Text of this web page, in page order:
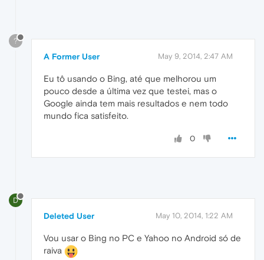
?
A Former User May 9, 2014, 2:47 AM
Eu tô usando o Bing, até que melhorou um
pouco desde a última vez que testei, mas o
Google ainda tem mais resultados e nem todo
mundo fica satisfeito.
0
D
Deleted User May 10, 2014, 1:22 AM
Vou usar o Bing no PC e Yahoo no Android só de
raiva